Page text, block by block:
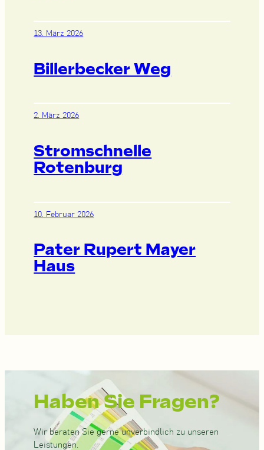
13. März 2026
Billerbecker Weg
2. März 2026
Stromschnelle
Rotenburg
10. Februar 2026
Pater Rupert Mayer
Haus
Haben Sie Fragen?
Wir beraten Sie gerne unverbindlich zu unseren
Leistungen.